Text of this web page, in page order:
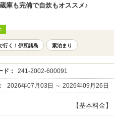
庫も完備で自炊もオススメ♪
行く！伊豆諸島 素泊まり
ド： 241-2002-600091
2026年07月03日 ～ 2026年09月26日
【基本料金】